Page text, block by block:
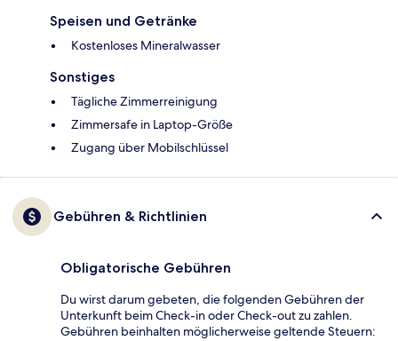
Speisen und Getränke
Kostenloses Mineralwasser
Sonstiges
Tägliche Zimmerreinigung
Zimmersafe in Laptop-Größe
Zugang über Mobilschlüssel
Gebühren & Richtlinien
Obligatorische Gebühren
Du wirst darum gebeten, die folgenden Gebühren der
Unterkunft beim Check-in oder Check-out zu zahlen.
Gebühren beinhalten möglicherweise geltende Steuern: